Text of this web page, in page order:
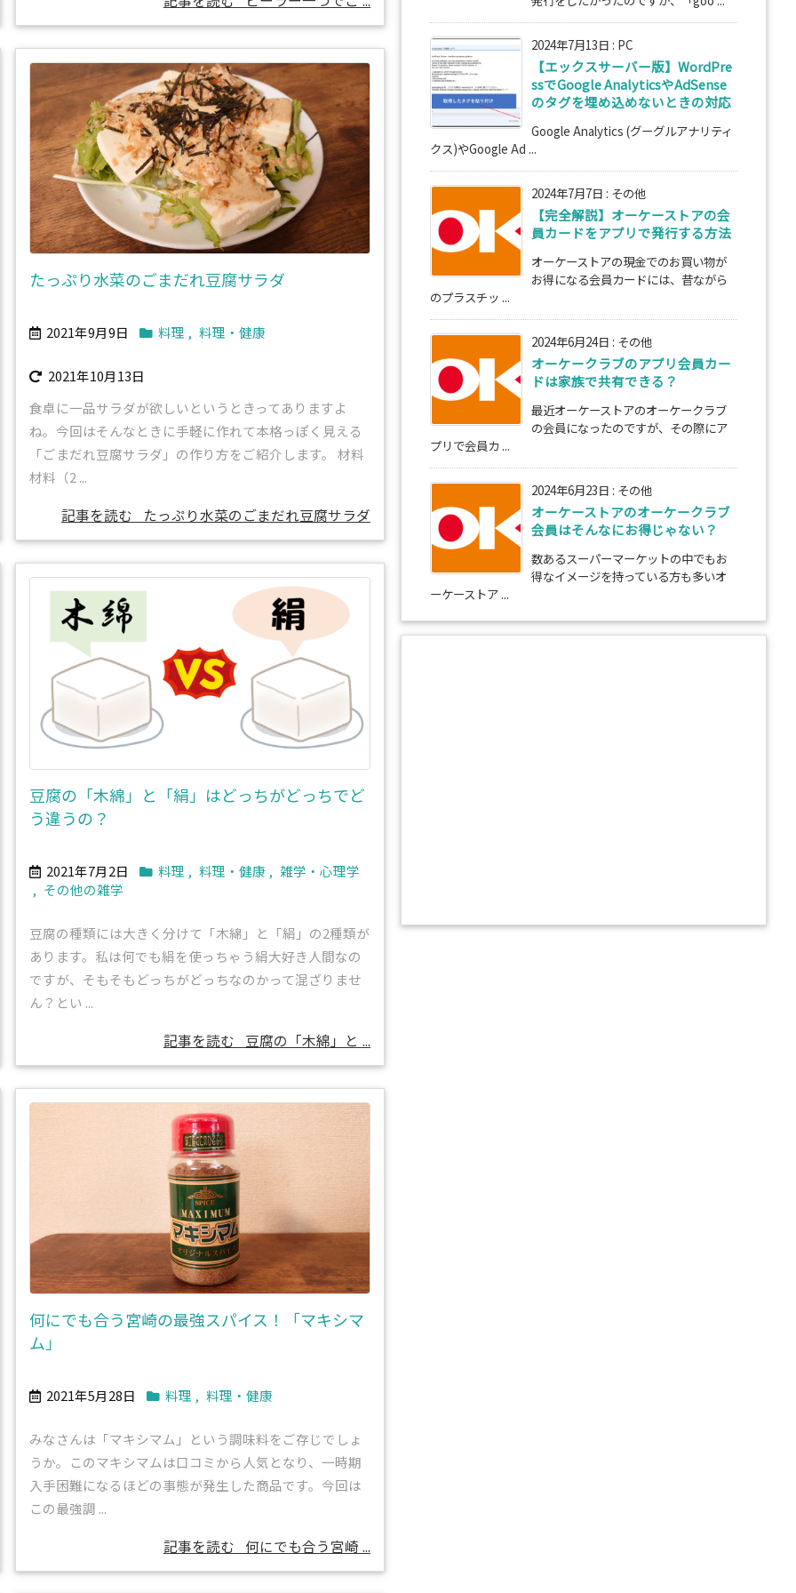
たっぷり水菜のごまだれ豆腐サラダ
2021年9月9日 料理 , 料理・健康
2021年10月13日
食卓に一品サラダが欲しいというときってありますよ
ね。今回はそんなときに手軽に作れて本格っぽく見える
「ごまだれ豆腐サラダ」の作り方をご紹介します。 材料
材料（2 ...
記事を読む たっぷり水菜のごまだれ豆腐サラダ
豆腐の「木綿」と「絹」はどっちがどっちでど
う違うの？
2021年7月2日 料理 , 料理・健康 , 雑学・心理学
, その他の雑学
豆腐の種類には大きく分けて「木綿」と「絹」の2種類が
あります。私は何でも絹を使っちゃう絹大好き人間なの
ですが、そもそもどっちがどっちなのかって混ざりませ
ん？とい ...
記事を読む 豆腐の「木綿」と ...
何にでも合う宮崎の最強スパイス！「マキシマ
ム」
2021年5月28日 料理 , 料理・健康
みなさんは「マキシマム」という調味料をご存じでしょ
うか。このマキシマムは口コミから人気となり、一時期
入手困難になるほどの事態が発生した商品です。今回は
この最強調 ...
記事を読む 何にでも合う宮崎 ...
2024年7月13日 : PC
【エックスサーバー版】WordPre
ssでGoogle AnalyticsやAdSense
のタグを埋め込めないときの対応
Google Analytics (グーグルアナリティ
クス)やGoogle Ad ...
2024年7月7日 : その他
【完全解説】オーケーストアの会
員カードをアプリで発行する方法
オーケーストアの現金でのお買い物が
お得になる会員カードには、昔ながら
のプラスチッ ...
2024年6月24日 : その他
オーケークラブのアプリ会員カー
ドは家族で共有できる？
最近オーケーストアのオーケークラブ
の会員になったのですが、その際にア
プリで会員カ ...
2024年6月23日 : その他
オーケーストアのオーケークラブ
会員はそんなにお得じゃない？
数あるスーパーマーケットの中でもお
得なイメージを持っている方も多いオ
ーケーストア ...